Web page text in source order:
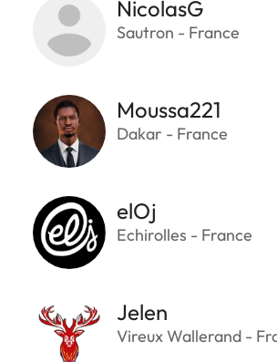
NicolasG
Sautron - France
Moussa221
Dakar - France
elOj
Echirolles - France
Jelen
Vireux Wallerand -